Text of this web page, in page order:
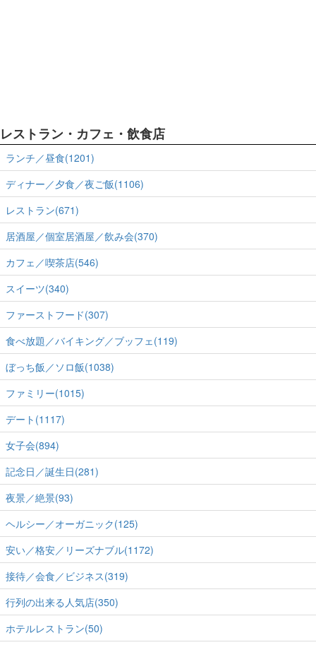
レストラン・カフェ・飲食店
ランチ／昼食(1201)
ディナー／夕食／夜ご飯(1106)
レストラン(671)
居酒屋／個室居酒屋／飲み会(370)
カフェ／喫茶店(546)
スイーツ(340)
ファーストフード(307)
食べ放題／バイキング／ブッフェ(119)
ぼっち飯／ソロ飯(1038)
ファミリー(1015)
デート(1117)
女子会(894)
記念日／誕生日(281)
夜景／絶景(93)
ヘルシー／オーガニック(125)
安い／格安／リーズナブル(1172)
接待／会食／ビジネス(319)
行列の出来る人気店(350)
ホテルレストラン(50)